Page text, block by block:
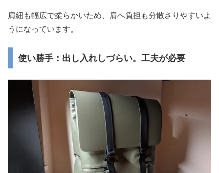
肩紐も幅広で柔らかいため、肩へ負担も分散さりやすいよ
うになっています。
使い勝手：出し入れしづらい。工夫が必要